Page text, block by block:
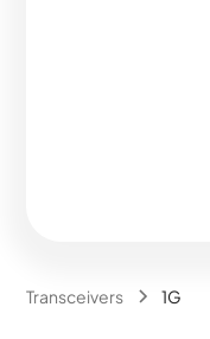
Transceivers 1G